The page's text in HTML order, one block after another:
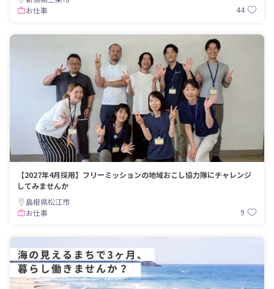
お仕事
44
【2027年4月採用】フリーミッションの地域おこし協力隊にチャレンジ
してみませんか
島根県松江市
お仕事
9